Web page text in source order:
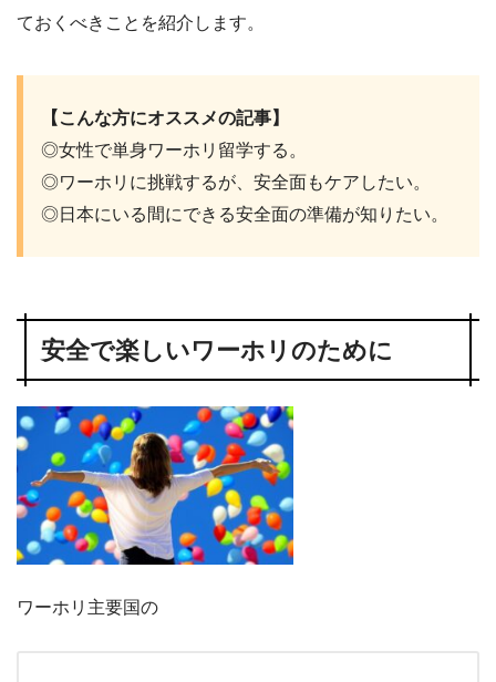
ておくべきことを紹介します。
【こんな方にオススメの記事】
◎女性で単身ワーホリ留学する。
◎ワーホリに挑戦するが、安全面もケアしたい。
◎日本にいる間にできる安全面の準備が知りたい。
安全で楽しいワーホリのために
ワーホリ主要国の